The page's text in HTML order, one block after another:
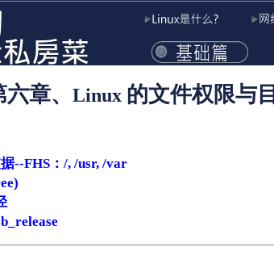
章、 Linux 的文件权限与
--FHS ： /, /usr, /var